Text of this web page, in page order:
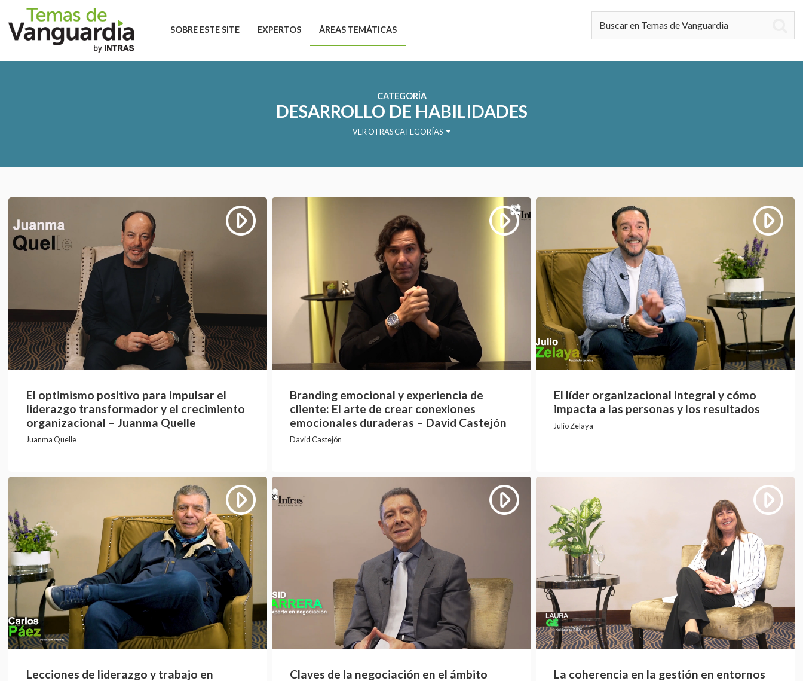
SOBRE ESTE SITE EXPERTOS ÁREAS TEMÁTICAS Buscar en Temas de Vanguardia
CATEGORÍA
DESARROLLO DE HABILIDADES
VER OTRAS CATEGORÍAS
El optimismo positivo para impulsar el
liderazgo transformador y el crecimiento
organizacional – Juanma Quelle
Juanma Quelle
Branding emocional y experiencia de
cliente: El arte de crear conexiones
emocionales duraderas – David Castejón
David Castejón
El líder organizacional integral y cómo
impacta a las personas y los resultados
Julio Zelaya
Lecciones de liderazgo y trabajo en
Claves de la negociación en el ámbito
La coherencia en la gestión en entornos